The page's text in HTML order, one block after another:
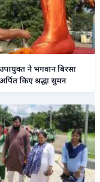
ने भगवान बिरसा
किए श्रद्धा सुमन